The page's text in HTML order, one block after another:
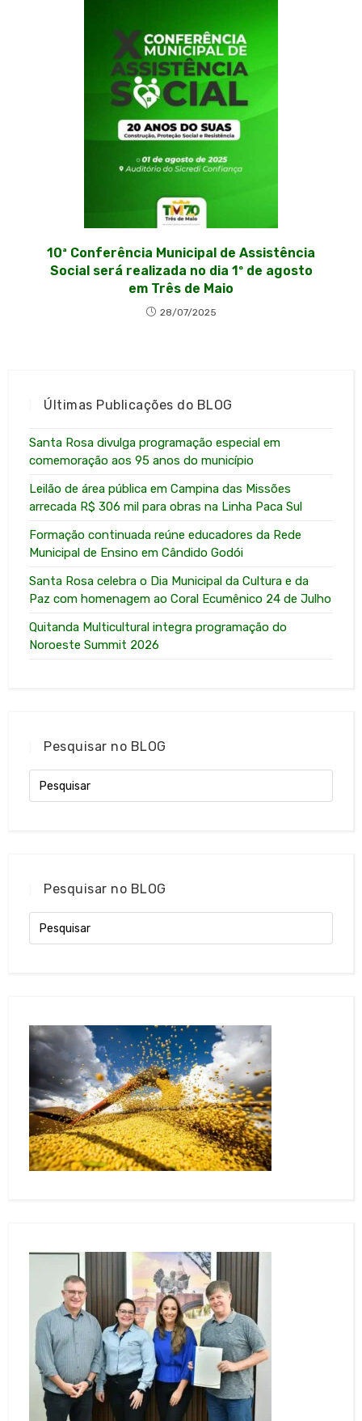
10ª Conferência Municipal de Assistência
Social será realizada no dia 1º de agosto
em Três de Maio
28/07/2025
Últimas Publicações do BLOG
Santa Rosa divulga programação especial em
comemoração aos 95 anos do município
Leilão de área pública em Campina das Missões
arrecada R$ 306 mil para obras na Linha Paca Sul
Formação continuada reúne educadores da Rede
Municipal de Ensino em Cândido Godói
Santa Rosa celebra o Dia Municipal da Cultura e da
Paz com homenagem ao Coral Ecumênico 24 de Julho
Quitanda Multicultural integra programação do
Noroeste Summit 2026
Pesquisar no BLOG
Pesquisar no BLOG